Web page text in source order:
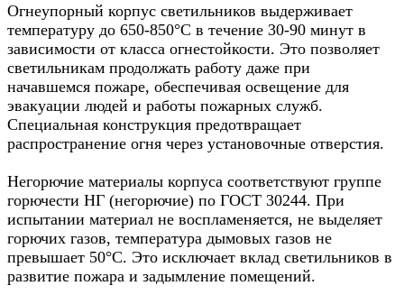
Огнеупорный корпус светильников выдерживает
температуру до 650-850°C в течение 30-90 минут в
зависимости от класса огнестойкости. Это позволяет
светильникам продолжать работу даже при
начавшемся пожаре, обеспечивая освещение для
эвакуации людей и работы пожарных служб.
Специальная конструкция предотвращает
распространение огня через установочные отверстия.
Негорючие материалы корпуса соответствуют группе
горючести НГ (негорючие) по ГОСТ 30244. При
испытании материал не воспламеняется, не выделяет
горючих газов, температура дымовых газов не
превышает 50°C. Это исключает вклад светильников в
развитие пожара и задымление помещений.